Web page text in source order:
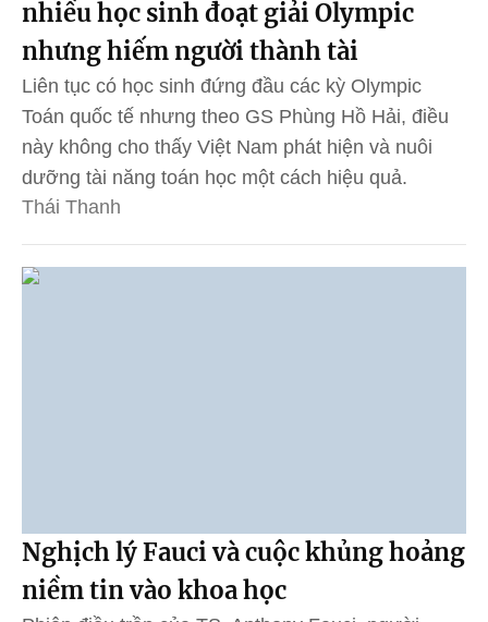
nhiều học sinh đoạt giải Olympic
nhưng hiếm người thành tài
Liên tục có học sinh đứng đầu các kỳ Olympic
Toán quốc tế nhưng theo GS Phùng Hồ Hải, điều
này không cho thấy Việt Nam phát hiện và nuôi
dưỡng tài năng toán học một cách hiệu quả.
Thái Thanh
Nghịch lý Fauci và cuộc khủng hoảng
niềm tin vào khoa học